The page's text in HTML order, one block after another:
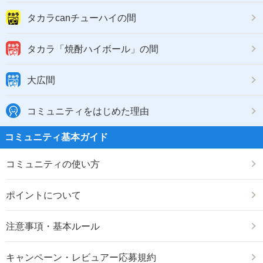
タカラcanチューハイの間
タカラ「焼酎ハイボール」の間
大広間
コミュニティをはじめた理由
コミュニティ基本ガイド
コミュニティの使い方
ポイントについて
注意事項・基本ルール
キャンペーン・レビュアー応募規約